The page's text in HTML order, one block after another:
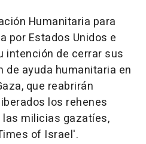
Humanitaria para
por Estados Unidos e
intención de cerrar sus
ayuda humanitaria en
que reabrirán
los rehenes
milicias gazatíes,
of Israel'.